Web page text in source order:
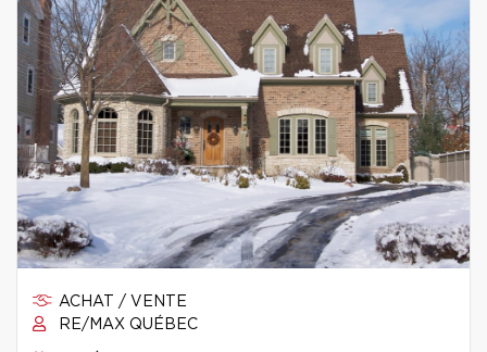
ACHAT / VENTE
RE/MAX QUÉBEC